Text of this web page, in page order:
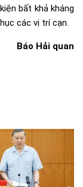
bất khả kháng
các vị trí cạn.
Báo Hải quan